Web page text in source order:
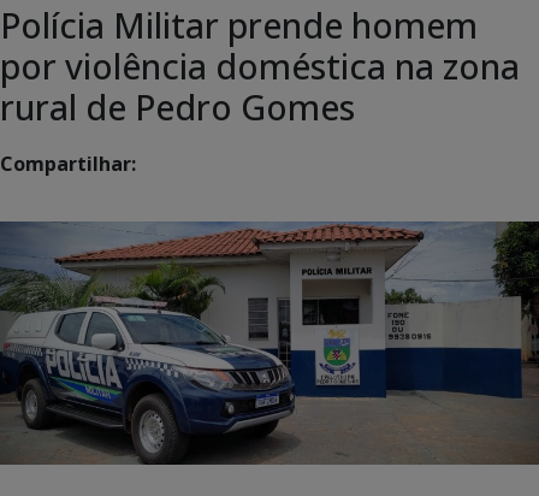
Polícia Militar prende homem
por violência doméstica na zona
rural de Pedro Gomes
Compartilhar: